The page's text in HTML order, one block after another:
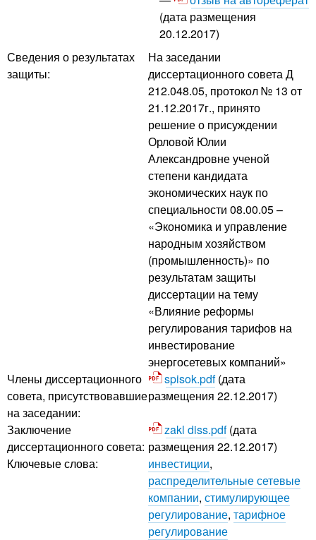
(дата размещения
20.12.2017)
Сведения о результатах
защиты:
На заседании
диссертационного совета Д
212.048.05, протокол № 13 от
21.12.2017г., принято
решение о присуждении
Орловой Юлии
Александровне ученой
степени кандидата
экономических наук по
специальности 08.00.05 –
«Экономика и управление
народным хозяйством
(промышленность)» по
результатам защиты
диссертации на тему
«Влияние реформы
регулирования тарифов на
инвестирование
энергосетевых компаний»
Члены диссертационного
совета, присутствовавшие
на заседании:
spisok.pdf(дата
размещения 22.12.2017)
Заключение
диссертационного совета:
zakl diss.pdf(дата
размещения 22.12.2017)
Ключевые слова:
инвестиции,
распределительные сетевые
компании, стимулирующее
регулирование, тарифное
регулирование